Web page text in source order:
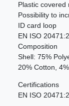
Plastic covered
Possibility to
ID card loop
EN ISO
Composition
Shell: 75%
20% Cotton,
Certifications
EN ISO